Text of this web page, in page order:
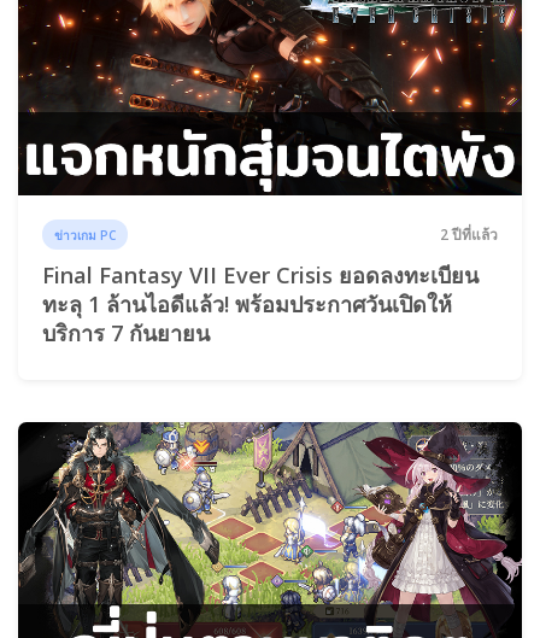
ข่าวเกม PC 2 ปีที่แล้ว
Final Fantasy VII Ever Crisis ยอดลงทะเบียน
ทะลุ 1 ล้านไอดีแล้ว! พร้อมประกาศวันเปิดให้
บริการ 7 กันยายน